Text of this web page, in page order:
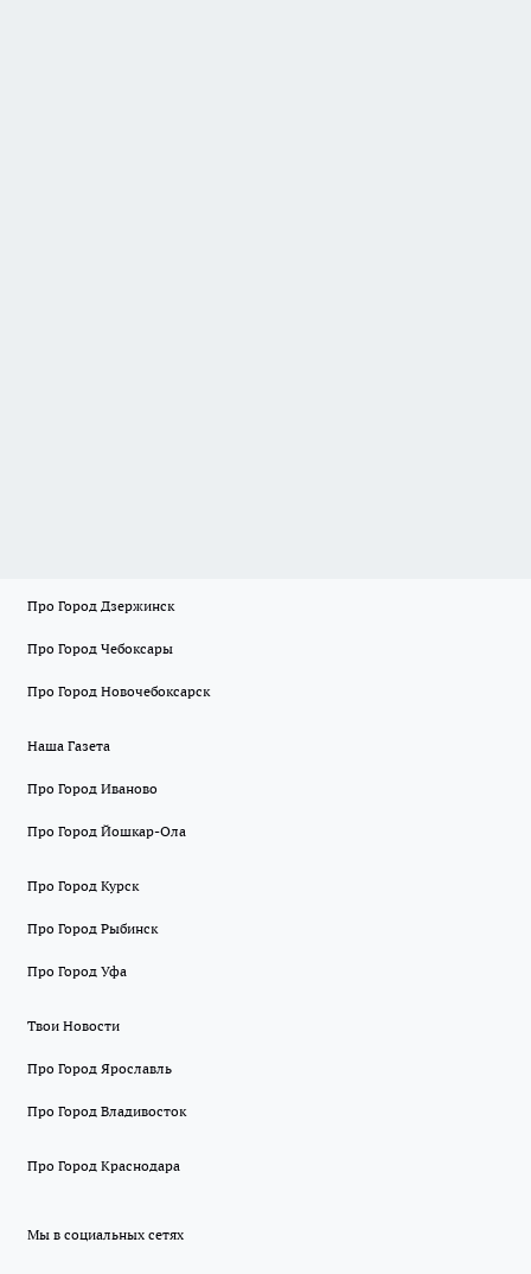
Про Город Дзержинск
Про Город Чебоксары
Про Город Новочебоксарск
Наша Газета
Про Город Иваново
Про Город Йошкар-Ола
Про Город Курск
Про Город Рыбинск
Про Город Уфа
Твои Новости
Про Город Ярославль
Про Город Владивосток
Про Город Краснодара
Мы в социальных сетях